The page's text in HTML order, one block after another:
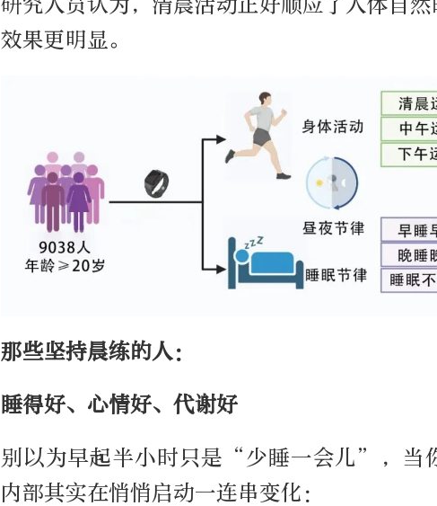
效果更明显。
那些坚持晨练的人：
睡得好、心情好、代谢好
别以为早起半小时只是“少睡一会儿”，当
内部其实在悄悄启动一连串变化：